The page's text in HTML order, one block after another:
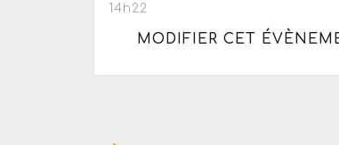
14h22
MODIFIER CET